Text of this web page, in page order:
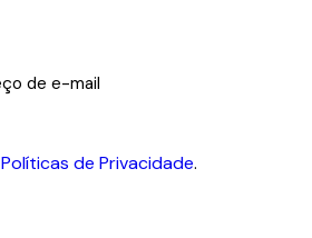
Políticas de Privacidade.